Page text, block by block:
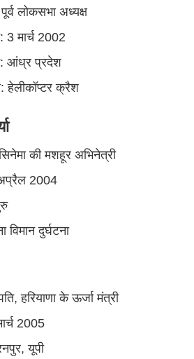
लोकसभा अध्यक्ष
3 मार्च 2002
आंध्र प्रदेश
हेलीकॉप्टर क्रैश
की मशहूर अभिनेत्री
2004
दुर्घटना
हरियाणा के ऊर्जा मंत्री
2005
यूपी